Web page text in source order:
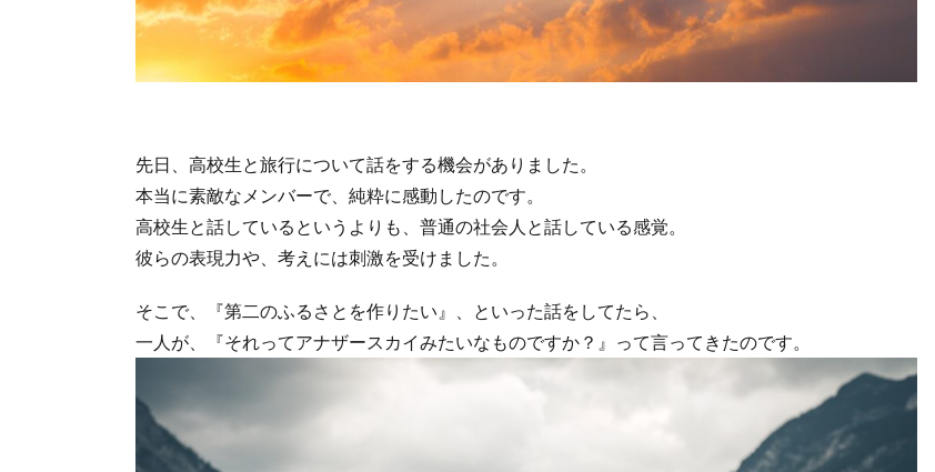
先日、高校生と旅行について話をする機会がありました。
本当に素敵なメンバーで、純粋に感動したのです。
高校生と話しているというよりも、普通の社会人と話している感覚。
彼らの表現力や、考えには刺激を受けました。
そこで、『第二のふるさとを作りたい』、といった話をしてたら、
一人が、『それってアナザースカイみたいなものですか？』って言ってきたのです。